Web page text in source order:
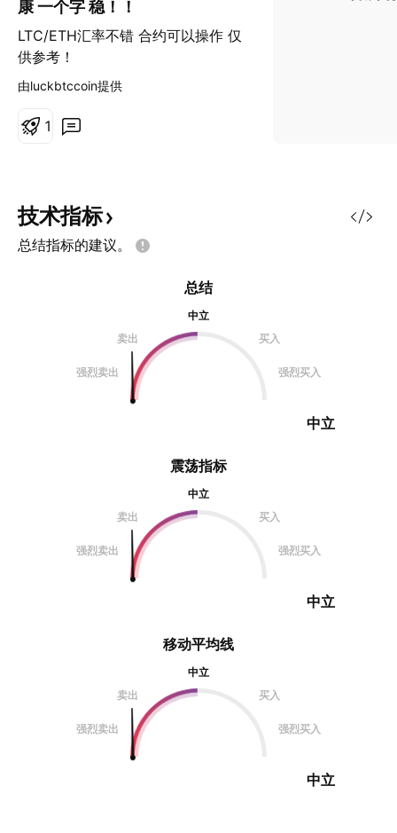
康 一个字 稳！！
LTC/ETH汇率不错 合约可以操作 仅
供参考！
由luckbtccoin提供
1
技术指标
总结指标的建议。
震荡指标
中立
卖出
买入
强烈卖出 强烈买入
中立
总结
中立
卖出
买入
强烈卖出 强烈买入
中立
移动平均线
中立
卖出
买入
强烈卖出 强烈买入
中立